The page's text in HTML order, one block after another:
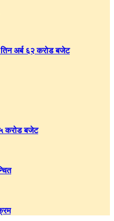
अर्ब ६२ करोड बजेट
करोड बजेट